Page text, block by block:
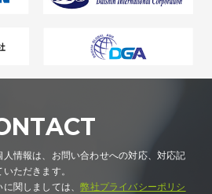
情報は、お問い合わせへの対応、対応記
ただきます。
に関しましては、弊社プライバシーポリシ